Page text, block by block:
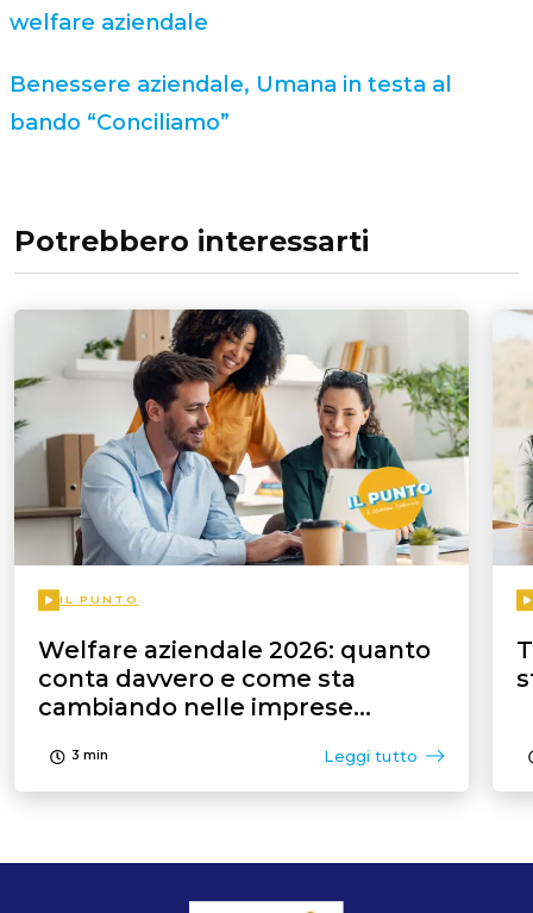
welfare aziendale
Benessere aziendale, Umana in testa al
bando “Conciliamo”
Potrebbero interessarti
IL PUNTO
Welfare aziendale 2026: quanto
conta davvero e come sta
cambiando nelle imprese
3 min Leggi tutto